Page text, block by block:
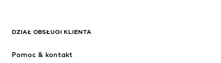
Next
SUPERFIT
DZIAŁ OBSŁUGI KLIENTA
Pomoc & kontakt